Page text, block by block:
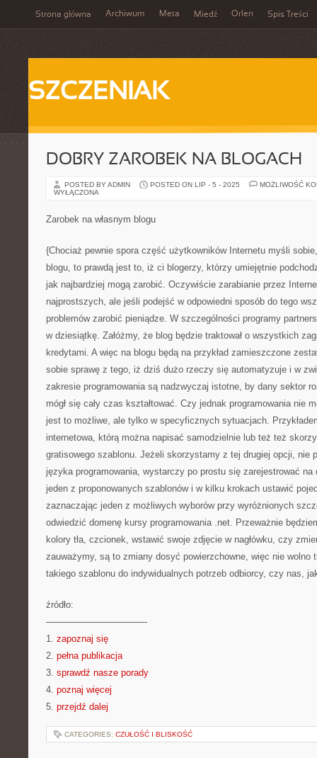
Strona główna Archiwum Meta Miedź Orlen Spis Treści
SZCZENIAK
DOBRY ZAROBEK NA BLOGACH
POSTED BY ADMIN POSTED ON LIP - 5 - 2025
MOŻLIWOŚĆ
WYŁĄCZONA
Zarobek na własnym blogu
{Chociaż pewnie spora część użytkowników Internetu myśli
blogu, to prawdą jest to, iż ci blogerzy, którzy umiejętnie
jak najbardziej mogą zarobić. Oczywiście zarabianie przez
najprostszych, ale jeśli podejść w odpowiedni sposób do tego
problemów zarobić pieniądze. W szczególności programy
w dziesiątkę. Załóżmy, że blog będzie traktował o wszystkich
kredytami. A więc na blogu będą na przykład zamieszczone
sobie sprawę z tego, iż dziś dużo rzeczy się automatyzuje i w
zakresie programowania są nadzwyczaj istotne, by dany sektor
mógł się cały czas kształtować. Czy jednak programowania nie
jest to możliwe, ale tylko w specyficznych sytuacjach.
internetowa, którą można napisać samodzielnie lub też też
gratisowego szablonu. Jeżeli skorzystamy z tej drugiej opcji, nie
języka programowania, wystarczy po prostu się zarejestrować
jeden z proponowanych szablonów i w kilku krokach ustawić
zaznaczając jeden z możliwych wyborów przy wyróżnionych
odwiedzić domenę kursy programowania .net. Przeważnie
kolory tła, czcionek, wstawić swoje zdjęcie w nagłówku, czy
zauważymy, są to zmiany dosyć powierzchowne, więc nie wolno
takiego szablonu do indywidualnych potrzeb odbiorcy, czy nas,
źródło:
———————————
1. zapoznaj się
2. pełna publikacja
3. sprawdź nasze porady
4. poznaj więcej
5. przejdź dalej
CATEGORIES: CZUŁOŚĆ I BLISKOŚĆ